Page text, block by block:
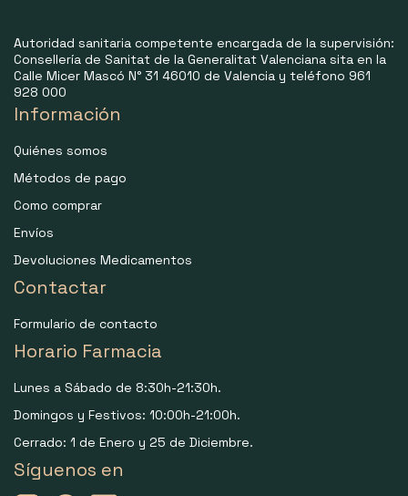
Autoridad sanitaria competente encargada de la supervisión:
Consellería de Sanitat de la Generalitat Valenciana sita en la
Calle Micer Mascó N° 31 46010 de Valencia y teléfono 961
928 000
Información
Quiénes somos
Métodos de pago
Como comprar
Envíos
Devoluciones Medicamentos
Contactar
Formulario de contacto
Horario Farmacia
Lunes a Sábado de 8:30h-21:30h.
Domingos y Festivos: 10:00h-21:00h.
Cerrado: 1 de Enero y 25 de Diciembre.
Síguenos en